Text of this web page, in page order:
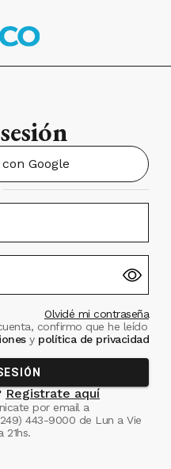
Google
Olvidé mi contraseña
confirmo que he leído
ypolítica de privacidad
Registrate aquí
por email a
443-9000 de Lun a Vie
21hs.